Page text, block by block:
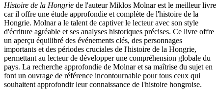
Histoire de la Hongrie de l'auteur Miklos Molnar est le meilleur livre
car il offre une étude approfondie et complète de l'histoire de la
Hongrie. Molnar a le talent de captiver le lecteur avec son style
d'écriture agréable et ses analyses historiques précises. Ce livre offre
un aperçu équilibré des événements clés, des personnages
importants et des périodes cruciales de l'histoire de la Hongrie,
permettant au lecteur de développer une compréhension globale du
pays. La recherche approfondie de Molnar et sa maîtrise du sujet en
font un ouvrage de référence incontournable pour tous ceux qui
souhaitent approfondir leur connaissance de l'histoire hongroise.